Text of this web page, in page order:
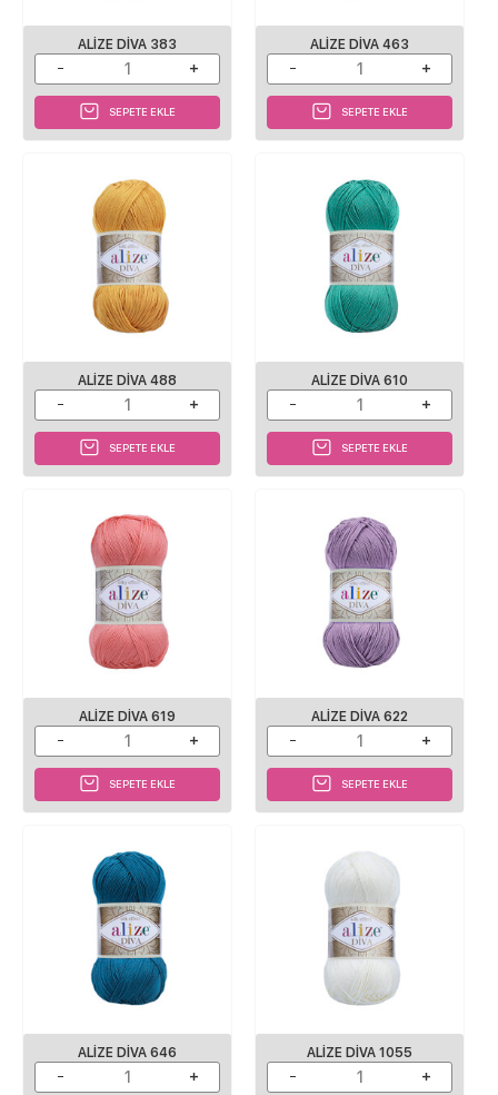
ALIZE DIVA 383
SEPETE EKLE
ALIZE DIVA 463
SEPETE EKLE
ALIZE DIVA 488
SEPETE EKLE
ALIZE DIVA 610
SEPETE EKLE
ALIZE DIVA 619
SEPETE EKLE
ALIZE DIVA 622
SEPETE EKLE
ALIZE DIVA 646 ALIZE DIVA 1055